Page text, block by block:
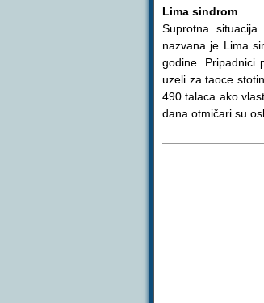
Lima sindrom
Suprotna
nazvana je Lima
godine. Pripadnici
uzeli za taoce
490 talaca ako
dana otmičari su